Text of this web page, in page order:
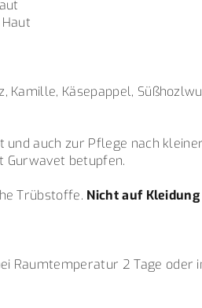
Kamille, Käsepappel,
auch zur Pflege nach
betupfen.
Trübstoffe. Nicht auf
Raumtemperatur 2 Tage oder